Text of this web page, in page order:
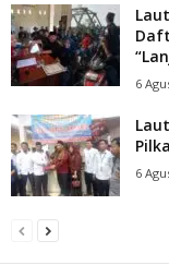
6
6